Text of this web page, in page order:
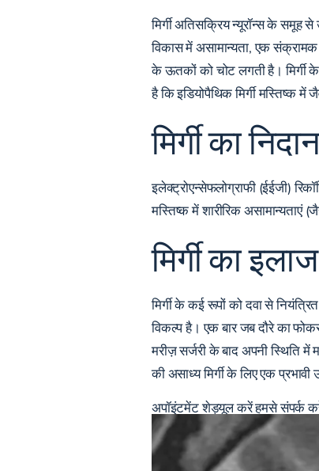
मिर्गी अतिसक्रिय न्यूरॉन्स के समूह
विकास में असामान्यता, एक संक्रामक
के ऊतकों को चोट लगती है। मिर्गी के
है कि इडियोपैथिक मिर्गी मस्तिष्क
मिर्गी का
इलेक्ट्रोएन्सेफलोग्राफी (ईईजी)
मस्तिष्क में शारीरिक असामान्यताएं
मिर्गी का
मिर्गी के कई रूपों को दवा से
विकल्प है। एक बार जब दौरे का
मरीज़ सर्जरी के बाद अपनी स्थिति
की असाध्य मिर्गी के लिए एक
अपॉइंटमेंट शेड्यूल करेंहमसे संपर्क